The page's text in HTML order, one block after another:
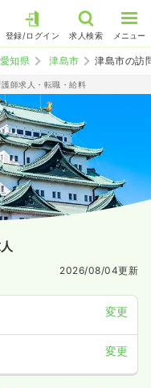
登録/ログイン 求人検索 メニュー
愛知県 津島市 津島市の訪
師求人・転職・給料
2026/08/04更新
変更
変更